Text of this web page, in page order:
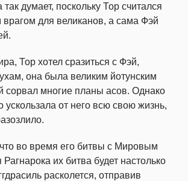
так думает, поскольку Тор считался
для великанов, а сама Фэй
Тор хотел сразиться с Фэй,
она была великим йотунским
сорвал многие планы асов. Однако
от него всю свою жизнь,
во время его битвы с Мировым
их битва будет настолько
расколется, отправив